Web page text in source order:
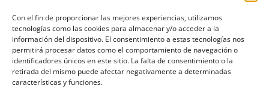
Con el fin de proporcionar las mejores experiencias, utilizamos
tecnologías como las cookies para almacenar y/o acceder a la
información del dispositivo. El consentimiento a estas tecnologías nos
permitirá procesar datos como el comportamiento de navegación o
identificadores únicos en este sitio. La falta de consentimiento o la
retirada del mismo puede afectar negativamente a determinadas
características y funciones.
REGÍSTRESE